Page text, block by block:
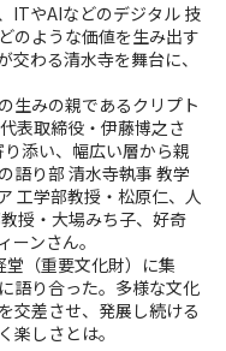
ITやAIなどのデジタル 技
のような価値を生み出す
わる清水寺を舞台に、
生みの親であるクリプト
表取締役・伊藤博之さ
添い、幅広い層から親
語り部 清水寺執事 教学
工学部教授・松原仁、人
授・大場みち子、好奇
ーンさん。
（重要文化財）に集
語り合った。多様な文化
交差させ、発展し続ける
楽しさとは。